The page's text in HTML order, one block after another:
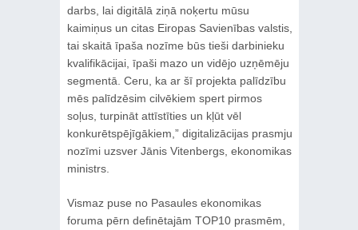
darbs, lai digitālā ziņā noķertu mūsu
kaimiņus un citas Eiropas Savienības valstis,
tai skaitā īpaša nozīme būs tieši darbinieku
kvalifikācijai, īpaši mazo un vidējo uzņēmēju
segmentā. Ceru, ka ar šī projekta palīdzību
mēs palīdzēsim cilvēkiem spert pirmos
soļus, turpināt attīstīties un kļūt vēl
konkurētspējīgākiem,” digitalizācijas prasmju
nozīmi uzsver Jānis Vitenbergs, ekonomikas
ministrs.
Vismaz puse no Pasaules ekonomikas
foruma pērn definētajām TOP10 prasmēm,